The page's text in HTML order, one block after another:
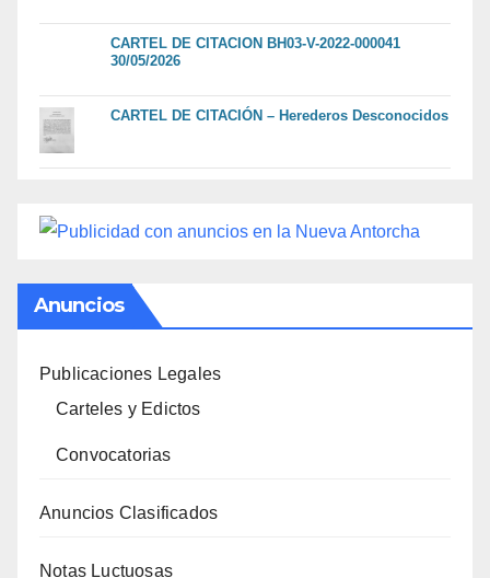
CARTEL DE CITACION BH03-V-2022-000041
30/05/2026
CARTEL DE CITACIÓN – Herederos Desconocidos
Anuncios
Publicaciones Legales
Carteles y Edictos
Convocatorias
Anuncios Clasificados
Notas Luctuosas